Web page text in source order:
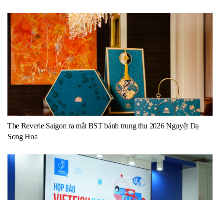
The Reverie Saigon ra mắt BST bánh trung thu 2026 Nguyệt Dạ
Song Hoa